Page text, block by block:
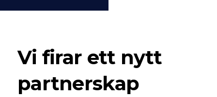
Vi firar ett nytt
partnerskap